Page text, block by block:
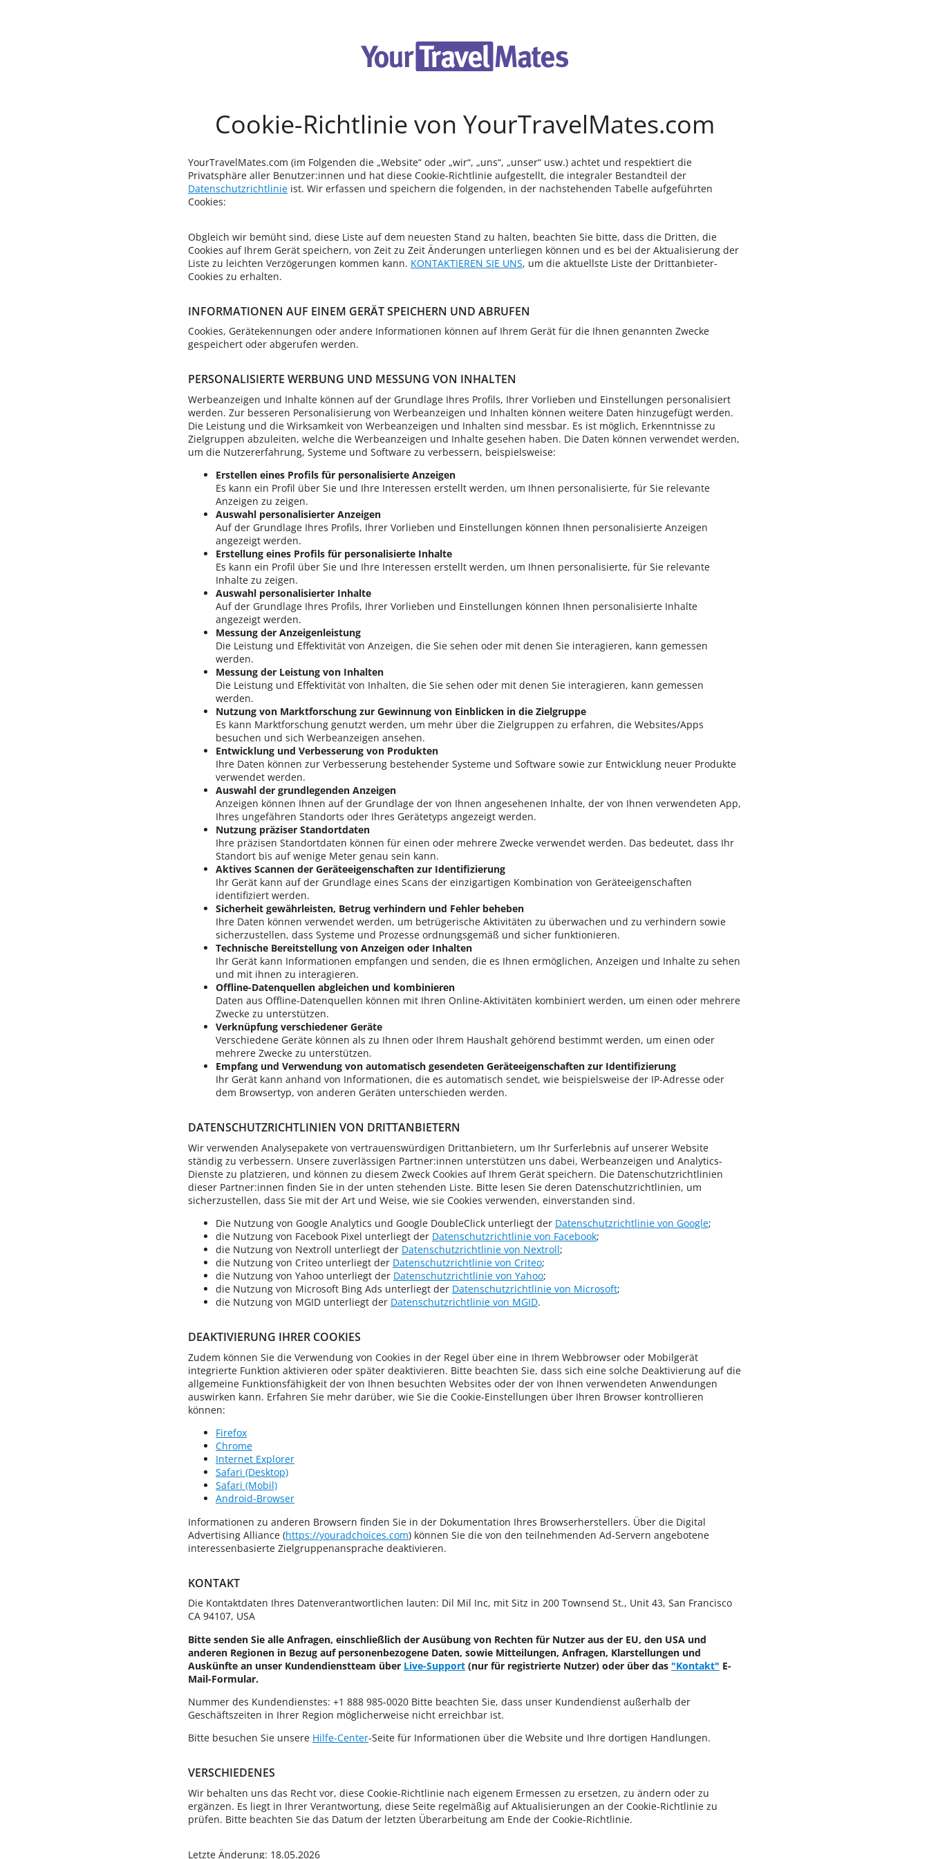
Cookie-Richtlinie von YourTravelMates.com
YourTravelMates.com (im Folgenden die „Website“ oder „wir“, „uns“, „unser“ usw.) achtet und respektiert die
Privatsphäre aller Benutzer:innen und hat diese Cookie-Richtlinie aufgestellt, die integraler Bestandteil der
Datenschutzrichtlinie ist. Wir erfassen und speichern die folgenden, in der nachstehenden Tabelle aufgeführten
Cookies:
Obgleich wir bemüht sind, diese Liste auf dem neuesten Stand zu halten, beachten Sie bitte, dass die Dritten, die
Cookies auf Ihrem Gerät speichern, von Zeit zu Zeit Änderungen unterliegen können und es bei der Aktualisierung der
Liste zu leichten Verzögerungen kommen kann. KONTAKTIEREN SIE UNS, um die aktuellste Liste der Drittanbieter-
Cookies zu erhalten.
INFORMATIONEN AUF EINEM GERÄT SPEICHERN UND ABRUFEN
Cookies, Gerätekennungen oder andere Informationen können auf Ihrem Gerät für die Ihnen genannten Zwecke
gespeichert oder abgerufen werden.
PERSONALISIERTE WERBUNG UND MESSUNG VON INHALTEN
Werbeanzeigen und Inhalte können auf der Grundlage Ihres Profils, Ihrer Vorlieben und Einstellungen personalisiert
werden. Zur besseren Personalisierung von Werbeanzeigen und Inhalten können weitere Daten hinzugefügt werden.
Die Leistung und die Wirksamkeit von Werbeanzeigen und Inhalten sind messbar. Es ist möglich, Erkenntnisse zu
Zielgruppen abzuleiten, welche die Werbeanzeigen und Inhalte gesehen haben. Die Daten können verwendet werden,
um die Nutzererfahrung, Systeme und Software zu verbessern, beispielsweise:
Erstellen eines Profils für personalisierte Anzeigen
Es kann ein Profil über Sie und Ihre Interessen erstellt werden, um Ihnen personalisierte, für Sie relevante
Anzeigen zu zeigen.
Auswahl personalisierter Anzeigen
Auf der Grundlage Ihres Profils, Ihrer Vorlieben und Einstellungen können Ihnen personalisierte Anzeigen
angezeigt werden.
Erstellung eines Profils für personalisierte Inhalte
Es kann ein Profil über Sie und Ihre Interessen erstellt werden, um Ihnen personalisierte, für Sie relevante
Inhalte zu zeigen.
Auswahl personalisierter Inhalte
Auf der Grundlage Ihres Profils, Ihrer Vorlieben und Einstellungen können Ihnen personalisierte Inhalte
angezeigt werden.
Messung der Anzeigenleistung
Die Leistung und Effektivität von Anzeigen, die Sie sehen oder mit denen Sie interagieren, kann gemessen
werden.
Messung der Leistung von Inhalten
Die Leistung und Effektivität von Inhalten, die Sie sehen oder mit denen Sie interagieren, kann gemessen
werden.
Nutzung von Marktforschung zur Gewinnung von Einblicken in die Zielgruppe
Es kann Marktforschung genutzt werden, um mehr über die Zielgruppen zu erfahren, die Websites/Apps
besuchen und sich Werbeanzeigen ansehen.
Entwicklung und Verbesserung von Produkten
Ihre Daten können zur Verbesserung bestehender Systeme und Software sowie zur Entwicklung neuer Produkte
verwendet werden.
Auswahl der grundlegenden Anzeigen
Anzeigen können Ihnen auf der Grundlage der von Ihnen angesehenen Inhalte, der von Ihnen verwendeten App,
Ihres ungefähren Standorts oder Ihres Gerätetyps angezeigt werden.
Nutzung präziser Standortdaten
Ihre präzisen Standortdaten können für einen oder mehrere Zwecke verwendet werden. Das bedeutet, dass Ihr
Standort bis auf wenige Meter genau sein kann.
Aktives Scannen der Geräteeigenschaften zur Identifizierung
Ihr Gerät kann auf der Grundlage eines Scans der einzigartigen Kombination von Geräteeigenschaften
identifiziert werden.
Sicherheit gewährleisten, Betrug verhindern und Fehler beheben
Ihre Daten können verwendet werden, um betrügerische Aktivitäten zu überwachen und zu verhindern sowie
sicherzustellen, dass Systeme und Prozesse ordnungsgemäß und sicher funktionieren.
Technische Bereitstellung von Anzeigen oder Inhalten
Ihr Gerät kann Informationen empfangen und senden, die es Ihnen ermöglichen, Anzeigen und Inhalte zu sehen
und mit ihnen zu interagieren.
Offline-Datenquellen abgleichen und kombinieren
Daten aus Offline-Datenquellen können mit Ihren Online-Aktivitäten kombiniert werden, um einen oder mehrere
Zwecke zu unterstützen.
Verknüpfung verschiedener Geräte
Verschiedene Geräte können als zu Ihnen oder Ihrem Haushalt gehörend bestimmt werden, um einen oder
mehrere Zwecke zu unterstützen.
Empfang und Verwendung von automatisch gesendeten Geräteeigenschaften zur Identifizierung
Ihr Gerät kann anhand von Informationen, die es automatisch sendet, wie beispielsweise der IP-Adresse oder
dem Browsertyp, von anderen Geräten unterschieden werden.
DATENSCHUTZRICHTLINIEN VON DRITTANBIETERN
Wir verwenden Analysepakete von vertrauenswürdigen Drittanbietern, um Ihr Surferlebnis auf unserer Website
ständig zu verbessern. Unsere zuverlässigen Partner:innen unterstützen uns dabei, Werbeanzeigen und Analytics-
Dienste zu platzieren, und können zu diesem Zweck Cookies auf Ihrem Gerät speichern. Die Datenschutzrichtlinien
dieser Partner:innen finden Sie in der unten stehenden Liste. Bitte lesen Sie deren Datenschutzrichtlinien, um
sicherzustellen, dass Sie mit der Art und Weise, wie sie Cookies verwenden, einverstanden sind.
Die Nutzung von Google Analytics und Google DoubleClick unterliegt der Datenschutzrichtlinie von Google;
die Nutzung von Facebook Pixel unterliegt der Datenschutzrichtlinie von Facebook;
die Nutzung von Nextroll unterliegt der Datenschutzrichtlinie von Nextroll;
die Nutzung von Criteo unterliegt der Datenschutzrichtlinie von Criteo;
die Nutzung von Yahoo unterliegt der Datenschutzrichtlinie von Yahoo;
die Nutzung von Microsoft Bing Ads unterliegt der Datenschutzrichtlinie von Microsoft;
die Nutzung von MGID unterliegt der Datenschutzrichtlinie von MGID.
DEAKTIVIERUNG IHRER COOKIES
Zudem können Sie die Verwendung von Cookies in der Regel über eine in Ihrem Webbrowser oder Mobilgerät
integrierte Funktion aktivieren oder später deaktivieren. Bitte beachten Sie, dass sich eine solche Deaktivierung auf die
allgemeine Funktionsfähigkeit der von Ihnen besuchten Websites oder der von Ihnen verwendeten Anwendungen
auswirken kann. Erfahren Sie mehr darüber, wie Sie die Cookie-Einstellungen über Ihren Browser kontrollieren
können:
Firefox
Chrome
Internet Explorer
Safari (Desktop)
Safari (Mobil)
Android-Browser
Informationen zu anderen Browsern finden Sie in der Dokumentation Ihres Browserherstellers. Über die Digital
Advertising Alliance (https://youradchoices.com) können Sie die von den teilnehmenden Ad-Servern angebotene
interessenbasierte Zielgruppenansprache deaktivieren.
KONTAKT
Die Kontaktdaten Ihres Datenverantwortlichen lauten: Dil Mil Inc, mit Sitz in 200 Townsend St., Unit 43, San Francisco
CA 94107, USA
Bitte senden Sie alle Anfragen, einschließlich der Ausübung von Rechten für Nutzer aus der EU, den USA und
anderen Regionen in Bezug auf personenbezogene Daten, sowie Mitteilungen, Anfragen, Klarstellungen und
Auskünfte an unser Kundendienstteam über Live-Support (nur für registrierte Nutzer) oder über das "Kontakt" E-
Mail-Formular.
Nummer des Kundendienstes: +1 888 985-0020 Bitte beachten Sie, dass unser Kundendienst außerhalb der
Geschäftszeiten in Ihrer Region möglicherweise nicht erreichbar ist.
Bitte besuchen Sie unsere Hilfe-Center-Seite für Informationen über die Website und Ihre dortigen Handlungen.
VERSCHIEDENES
Wir behalten uns das Recht vor, diese Cookie-Richtlinie nach eigenem Ermessen zu ersetzen, zu ändern oder zu
ergänzen. Es liegt in Ihrer Verantwortung, diese Seite regelmäßig auf Aktualisierungen an der Cookie-Richtlinie zu
prüfen. Bitte beachten Sie das Datum der letzten Überarbeitung am Ende der Cookie-Richtlinie.
Letzte Änderung: 18.05.2026